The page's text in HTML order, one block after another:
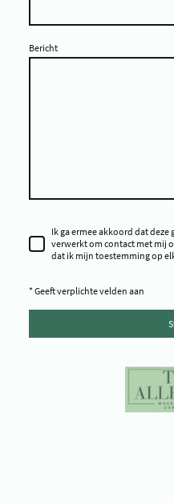
Bericht
Ik ga ermee akkoord dat
verwerkt om contact met mij
dat ik mijn toestemming op
* Geeft verplichte velden aan